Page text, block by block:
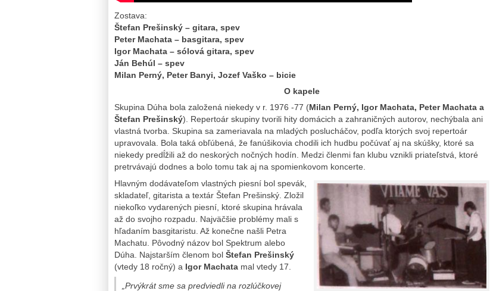
Zostava:
Štefan Prešinský – gitara, spev
Peter Machata – basgitara, spev
Igor Machata – sólová gitara, spev
Ján Behúl – spev
Milan Perný, Peter Banyi, Jozef Vaško – bicie
O kapele
Skupina Dúha bola založená niekedy v r. 1976 -77 (Milan Perný, Igor Machata, Peter Machata a
Štefan Prešinský). Repertoár skupiny tvorili hity domácich a zahraničných autorov, nechýbala ani
vlastná tvorba. Skupina sa zameriavala na mladých poslucháčov, podľa ktorých svoj repertoár
upravovala. Bola taká obľúbená, že fanúšikovia chodili ich hudbu počúvať aj na skúšky, ktoré sa
niekedy predĺžili až do neskorých nočných hodín. Medzi členmi fan klubu vznikli priateľstvá, ktoré
pretrvávajú dodnes a bolo tomu tak aj na spomienkovom koncerte.
Hlavným dodávateľom vlastných piesní bol spevák,
skladateľ, gitarista a textár Štefan Prešinský. Zložil
niekoľko vydarených piesní, ktoré skupina hrávala
až do svojho rozpadu. Najväčšie problémy mali s
hľadaním basgitaristu. Až konečne našli Petra
Machatu. Pôvodný názov bol Spektrum alebo
Dúha. Najstarším členom bol Štefan Prešinský
(vtedy 18 ročný) a Igor Machata mal vtedy 17.
„Prvýkrát sme sa predviedli na rozlúčkovej